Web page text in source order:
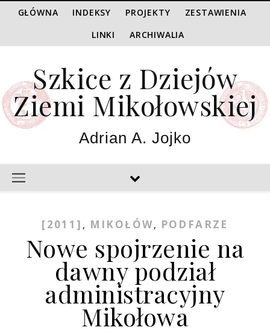
GŁÓWNA INDEKSY PROJEKTY
ZESTAWIENIA
LINKI
ARCHIWALIA
Szkice z Dziejów
Ziemi Mikołowskiej
Adrian A. Jojko
[2011] , MIKOŁÓW, PODFARZE
Nowe spojrzenie na
dawny podział
administracyjny
Mikołowa